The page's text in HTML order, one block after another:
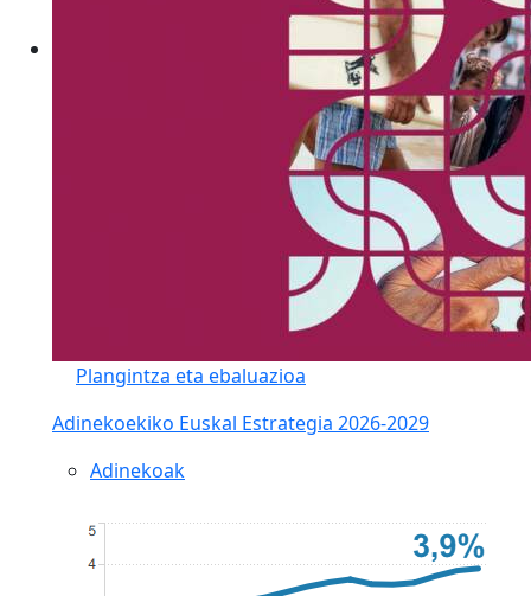
Plangintza eta ebaluazioa
Adinekoekiko Euskal Estrategia 2026-2029
Adinekoak